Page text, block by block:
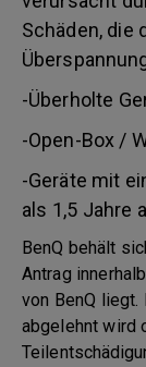
Schäden, die
-Überholte
-Open-Box /
-Geräte mit
als 1,5 Jahre
BenQ behält
Antrag
von BenQ liegt.
abgelehnt wird